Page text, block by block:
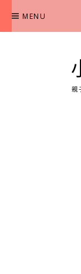
content
MENU
親